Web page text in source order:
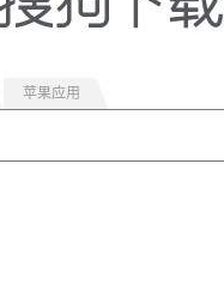
苹果应用